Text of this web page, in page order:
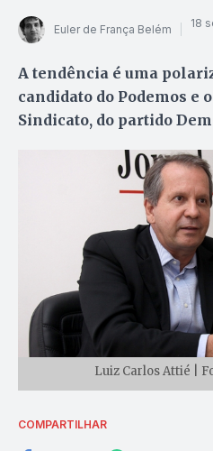
Euler de França Belém 18
A tendência é uma
candidato do Podemos e
Sindicato, do partido
Luiz Carlos Attié |
COMPARTILHAR